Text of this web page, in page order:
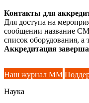
Контакты для
Для доступа на
сообщении название
список оборудования, а
Аккредитация
Наш журнал ММ
Наука